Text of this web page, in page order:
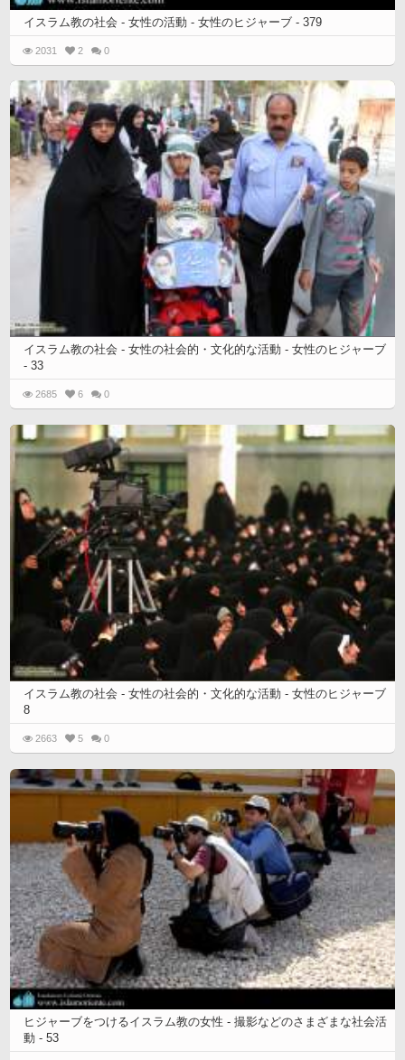
イスラム教の社会 - 女性の活動 - 女性のヒジャーブ - 379
2031 2 0
イスラム教の社会 - 女性の社会的・文化的な活動 - 女性のヒジャーブ
- 33
2685 6 0
イスラム教の社会 - 女性の社会的・文化的な活動 - 女性のヒジャーブ
8
2663 5 0
ヒジャーブをつけるイスラム教の女性 - 撮影などのさまざまな社会活
動 - 53